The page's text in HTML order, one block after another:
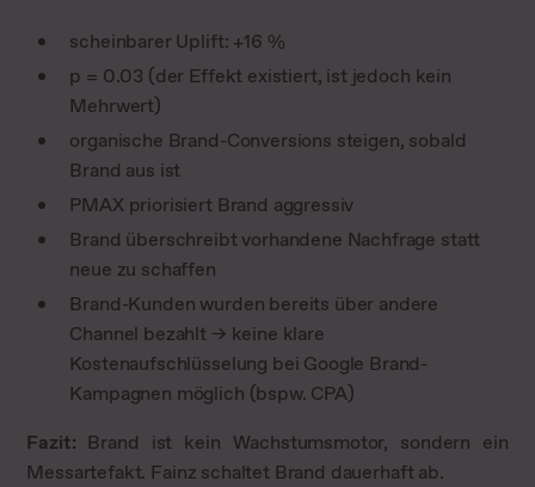
scheinbarer Uplift: +16 %
p = 0.03 (der Effekt existiert, ist jedoch kein
Mehrwert)
organische Brand-Conversions steigen, sobald
Brand aus ist
PMAX priorisiert Brand aggressiv
Brand überschreibt vorhandene Nachfrage statt
neue zu schaffen
Brand-Kunden wurden bereits über andere
Channel bezahlt → keine klare
Kostenaufschlüsselung bei Google Brand-
Kampagnen möglich (bspw. CPA)
Fazit: Brand ist kein Wachstumsmotor, sondern ein
Messartefakt. Fainz schaltet Brand dauerhaft ab.